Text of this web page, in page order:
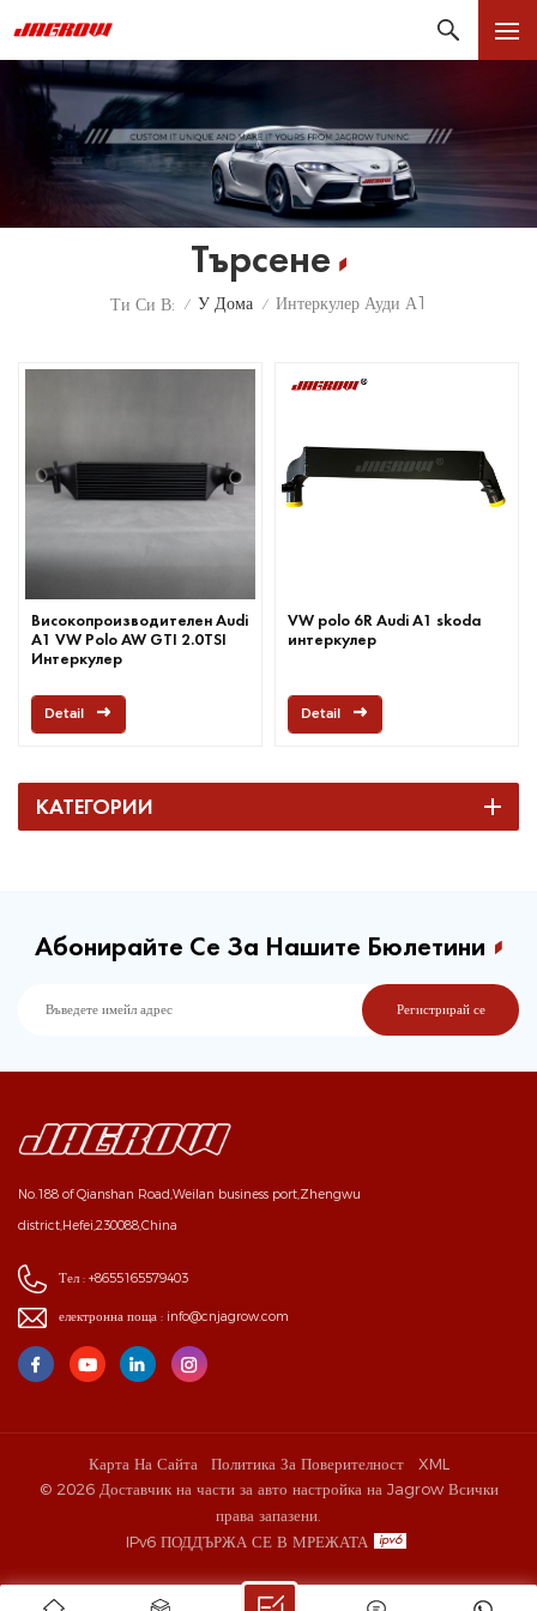
Търсене
Ти Си В: / У Дома / Интеркулер Ауди А1
Високопроизводителен Audi
A1 VW Polo AW GTI 2.0TSI
Интеркулер
Detail
VW polo 6R Audi A1 skoda
интеркулер
Detail
КАТЕГОРИИ
Абонирайте Се За Нашите Бюлетини
No.188 of Qianshan Road,Weilan business port,Zhengwu
district,Hefei,230088,China
Тел : +8655165579403
електронна поща : info@cnjagrow.com
Карта На Сайта Политика За Поверителност
XML
© 2026 Доставчик на части за авто настройка на Jagrow Всички
права запазени.
IPv6 ПОДДЪРЖА СЕ В МРЕЖАТА